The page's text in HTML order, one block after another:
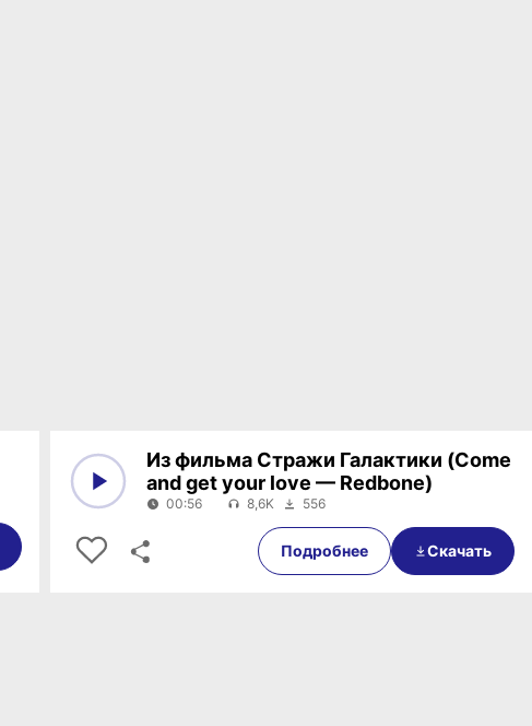
00:56
Из фильма Стражи Галактики (Come
and get your love — Redbone)
00:56 8,6K 556
Подробнее Скачать